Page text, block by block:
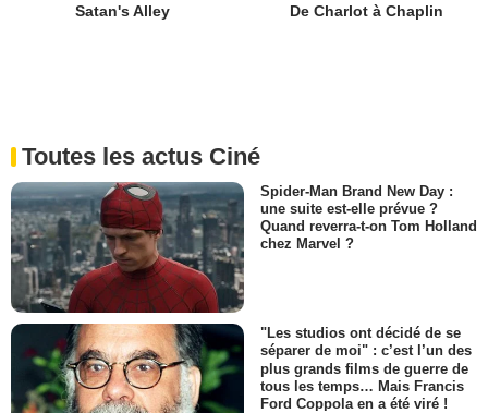
Satan's Alley De Charlot à Chaplin
Toutes les actus Ciné
Spider-Man Brand New Day :
une suite est-elle prévue ?
Quand reverra-t-on Tom Holland
chez Marvel ?
"Les studios ont décidé de se
séparer de moi" : c’est l’un des
plus grands films de guerre de
tous les temps… Mais Francis
Ford Coppola en a été viré !